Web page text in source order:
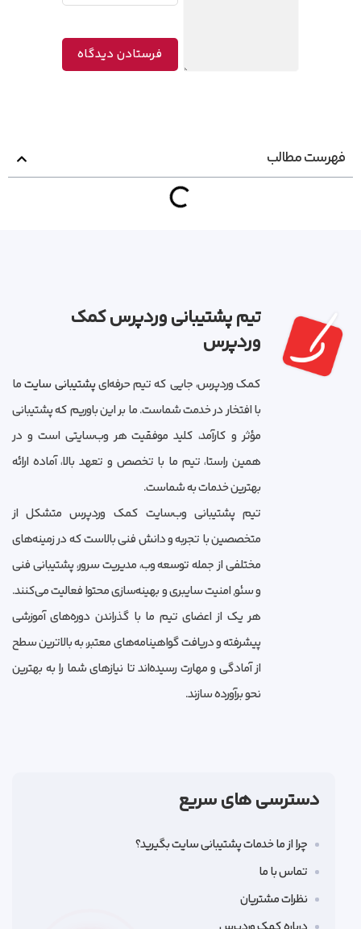
فهرست مطالب
تیم پشتیبانی وردپرس کمک
وردپرس
کمک وردپرس، جایی که تیم حرفه‌ایپشتیبانی سایتما
با افتخار در خدمت شماست. ما بر این باوریم که پشتیبانی
مؤثر و کارآمد، کلید موفقیت هر وب‌سایتی است و در
همین راستا، تیم ما با تخصص و تعهد بالا، آماده ارائه
بهترین خدمات به شماست.
تیم پشتیبانی وب‌سایت کمک وردپرس متشکل از
متخصصین با تجربه و دانش فنی بالاست که در زمینه‌های
مختلفی از جمله توسعه وب، مدیریت سرور، پشتیبانی فنی
و سئو, امنیت سایبری و بهینه‌سازی محتوا فعالیت می‌کنند.
هر یک از اعضای تیم ما با گذراندن دوره‌های آموزشی
پیشرفته و دریافت گواهینامه‌های معتبر، به بالاترین سطح
از آمادگی و مهارت رسیده‌اند تا نیازهای شما را به بهترین
نحو برآورده سازند.
دسترسی های سریع
چرا از ما خدمات پشتیبانی سایت بگیرید؟
تماس با ما
نظرات مشتریان